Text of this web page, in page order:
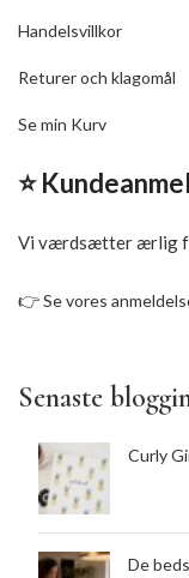
Handelsvillkor
Returer och klagomål
Se min Kurv
⭐
Vi værdsætter ærlig
👉Se vores
Senaste
Curly
De